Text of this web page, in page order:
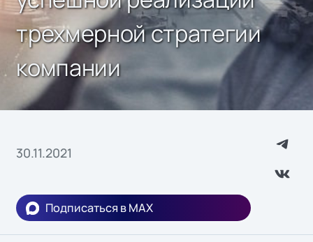
трехмерной стратегии
компании
30.11.2021
Подписаться в MAX